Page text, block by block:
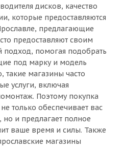
дисков, качество
которые предоставляются
предлагающие
предоставляют своим
помогая подобрать
под марку и модель
такие магазины часто
услуги, включая
Поэтому покупка
только обеспечивает вас
и предлагает полное
ваше время и силы. Также
магазины